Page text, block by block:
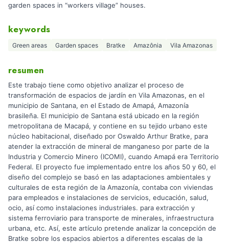
garden spaces in “workers village” houses.
keywords
Green areas Garden spaces Bratke Amazônia Vila Amazonas
resumen
Este trabajo tiene como objetivo analizar el proceso de
transformación de espacios de jardín en Vila Amazonas, en el
municipio de Santana, en el Estado de Amapá, Amazonía
brasileña. El municipio de Santana está ubicado en la región
metropolitana de Macapá, y contiene en su tejido urbano este
núcleo habitacional, diseñado por Oswaldo Arthur Bratke, para
atender la extracción de mineral de manganeso por parte de la
Industria y Comercio Minero (ICOMI), cuando Amapá era Territorio
Federal. El proyecto fue implementado entre los años 50 y 60, el
diseño del complejo se basó en las adaptaciones ambientales y
culturales de esta región de la Amazonía, contaba con viviendas
para empleados e instalaciones de servicios, educación, salud,
ocio, así como instalaciones industriales. para extracción y
sistema ferroviario para transporte de minerales, infraestructura
urbana, etc. Así, este artículo pretende analizar la concepción de
Bratke sobre los espacios abiertos a diferentes escalas de la